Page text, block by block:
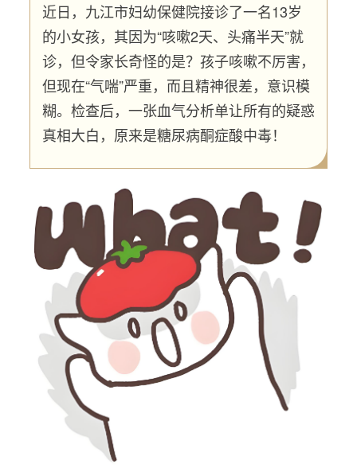
近日，九江市妇幼保健院接诊了一名13岁
的小女孩，其因为“咳嗽2天、头痛半天”就
诊，但令家长奇怪的是？孩子咳嗽不厉害，
但现在“气喘”严重，而且精神很差，意识模
糊。检查后，一张血气分析单让所有的疑惑
真相大白，原来是糖尿病酮症酸中毒！